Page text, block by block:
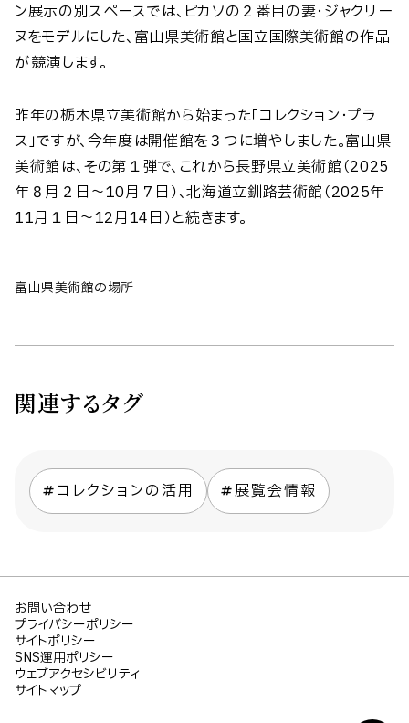
ン展示の別スペースでは、ピカソの２番目の妻・ジャクリー
ヌをモデルにした、富山県美術館と国立国際美術館の作品
が競演します。
昨年の栃木県立美術館から始まった「コレクション・プラ
ス」ですが、今年度は開催館を３つに増やしました。富山県
美術館は、その第１弾で、これから長野県立美術館（2025
年８月２日～10月７日）、北海道立釧路芸術館（2025年
11月１日～12月14日）と続きます。
富山県美術館の場所
関連するタグ
コレクションの活用 展覧会情報
お問い合わせ
プライバシーポリシー
サイトポリシー
SNS運用ポリシー
ウェブアクセシビリティ
サイトマップ